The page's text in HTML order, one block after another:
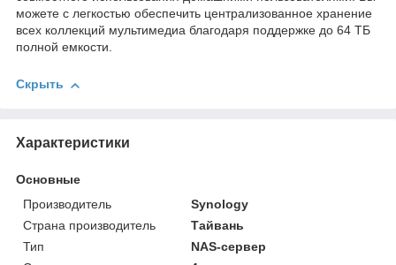
можете с легкостью обеспечить централизованное хранение
всех коллекций мультимедиа благодаря поддержке до 64 ТБ
полной емкости.
Скрыть
Характеристики
Основные
Производитель
Synology
Страна производитель
Тайвань
Тип
NAS-сервер